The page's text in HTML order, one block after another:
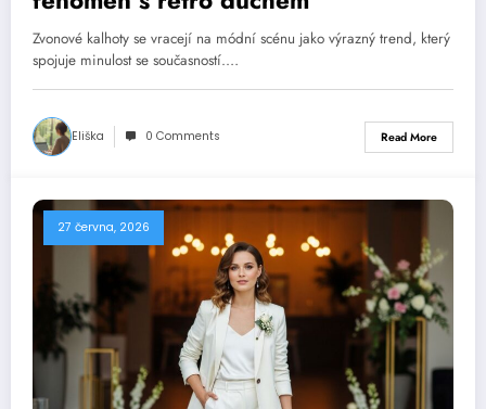
Zvonové kalhoty se vracejí na módní scénu jako výrazný trend, který
spojuje minulost se současností.…
Eliška 0 Comments Read More
27 června, 2026